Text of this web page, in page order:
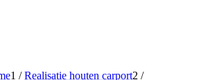
1 / Realisatie houten carport2 /